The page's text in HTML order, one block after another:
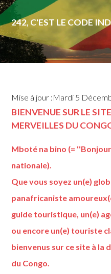
242, C'EST LE CODE
Mise à jour :Mardi 5
BIENVENUE SUR LE
MERVEILLES DU
Mboté na bino (=
nationale).
Que vous soyez un(e)
panafricaniste
guide touristique, un(e)
ou encore un(e) touriste
bienvenus sur ce site à la
du Congo.